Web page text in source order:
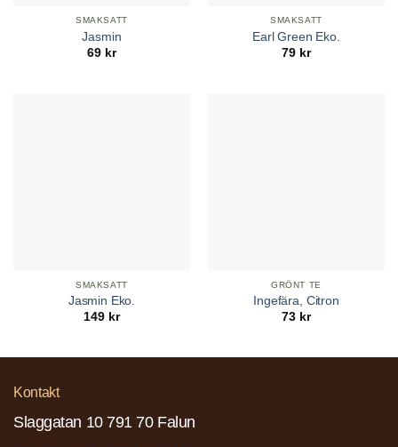
SMAKSATT
Jasmin
69 kr
SMAKSATT
Earl Green Eko.
79 kr
SMAKSATT
Jasmin Eko.
149 kr
GRÖNT TE
Ingefära, Citron
73 kr
Kontakt
Slaggatan 10 791 70 Falun